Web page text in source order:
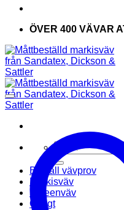
ÖVER 400 VÄVAR
Sök
efter:
Beställ vävprov
Markisväv
Screenväv
Övrigt